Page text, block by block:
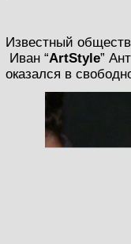
Известный
Иван “ArtStyle”
оказался в